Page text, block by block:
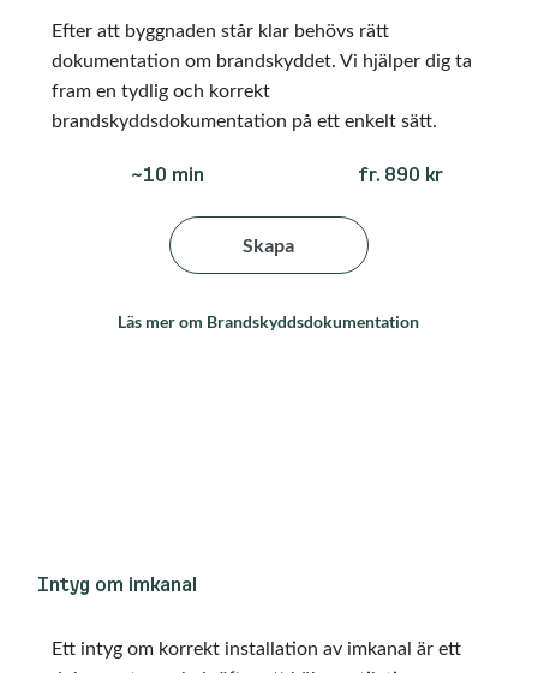
Efter att byggnaden står klar behövs rätt
dokumentation om brandskyddet. Vi hjälper dig ta
fram en tydlig och korrekt
brandskyddsdokumentation på ett enkelt sätt.
~10 min
Skapa
fr. 890 kr
Läs mer om Brandskyddsdokumentation
Intyg om imkanal
Ett intyg om korrekt installation av imkanal är ett